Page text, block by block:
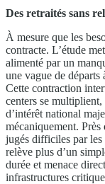
Des retraités sans
À mesure que les
contracte. L’étude
alimenté par un
une vague de
Cette contraction
centers se
d’intérêt national
mécaniquement.
jugés difficiles par les
relève plus d’un
durée et menace
infrastructures